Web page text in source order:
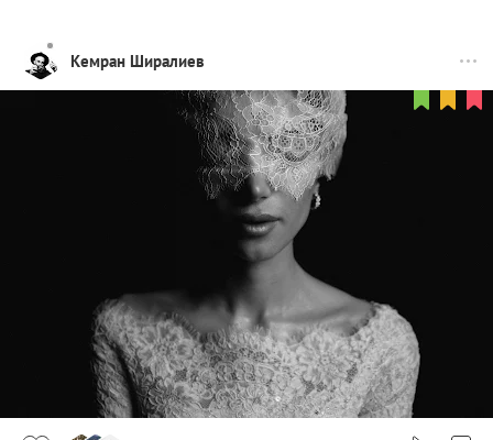
Кемран Ширалиев